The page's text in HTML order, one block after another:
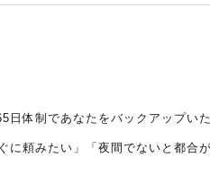
体制であなたをバックアップいた
頼みたい」「夜間でないと都合が